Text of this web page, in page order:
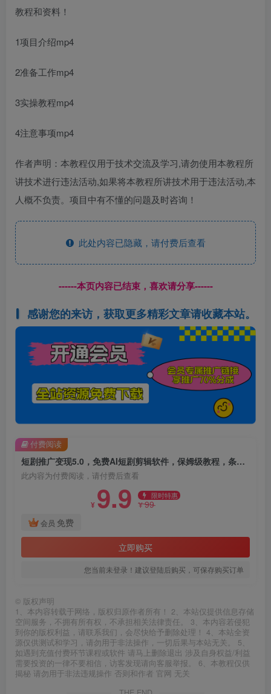
教程和资料！
1项目介绍mp4
2准备工作mp4
3实操教程mp4
4注意事项mp4
作者声明：本教程仅用于技术交流及学习,请勿使用本教程所
讲技术进行违法活动,如果将本教程所讲技术用于违法活动,本
人概不负责。项目中有不懂的问题及时咨询！
此处内容已隐藏，请付费后查看
------本页内容已结束，喜欢请分享------
感谢您的来访，获取更多精彩文章请收藏本站。
短剧推广变现5.0，免费AI短剧剪辑软件，保姆级教程，条条过原创，可批量操作，日入2000+【揭秘】
此内容为付费阅读，请付费后查看
¥ 9.9 限时特惠
¥99
会员 免费
立即购买
您当前未登录！建议登陆后购买，可保存购买订单
付费阅读
© 版权声明
1、本内容转载于网络，版权归原作者所有！ 2、本站仅提供信息存储
空间服务，不拥有所有权，不承担相关法律责任。 3、本内容若侵犯
到你的版权利益，请联系我们，会尽快给予删除处理！ 4、本站全资
源仅供测试和学习，请勿用于非法操作，一切后果与本站无关。 5、
如遇到充值付费环节课程或软件 请马上删除退出 涉及自身权益/利益
需要投资的一律不要相信，访客发现请向客服举报。 6、本教程仅供
揭秘 请勿用于非法违规操作 否则和作者 官网 无关